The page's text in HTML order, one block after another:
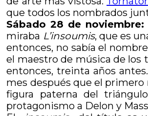
que todos los nombrados
Sábado 28 de noviembre:
miraba L’insoumis, que es
entonces, no sabía el
el maestro de música de los
entonces, treinta años
mes después que el
figura paterna del
protagonismo a Delon y